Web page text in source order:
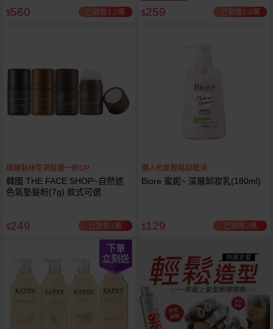
$560 已銷售1.2萬 $259 已銷售1.8萬
填補髮絲空洞髮量一秒UP
韓國 THE FACE SHOP~自然遮
色氣墊髮粉(7g) 款式可選
$249 已銷售3萬
懶人也能輕鬆卸乾淨
Biore 蜜妮~ 深層卸妝乳(180ml)
$129 已銷售2萬
下單
立刻送